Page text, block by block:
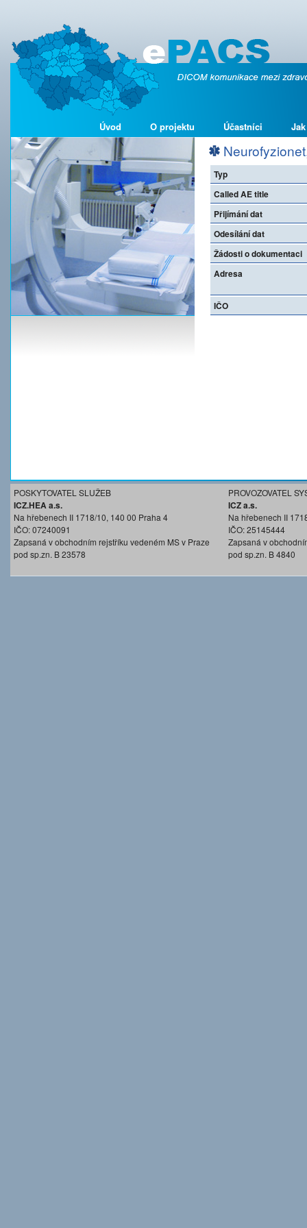
Úvod O projektu Účastníci
Typ
Called AE title
Přijímání dat
Odesílání dat
Žádosti o dokumentaci
Adresa
IČO
POSKYTOVATEL SLUŽEB
ICZ.HEA a.s.
Na hřebenech II 1718/10, 140 00 Praha 4
IČO: 07240091
Zapsaná v obchodním rejstříku vedeném MS v Praze
pod sp.zn. B 23578
PROVOZOVATEL
ICZ a.s.
Na hřebenech II
IČO: 25145444
Zapsaná v
pod sp.zn. B 4840